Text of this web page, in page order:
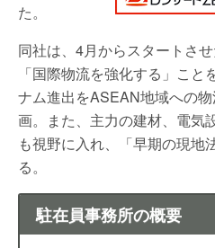
た。
同社は、4月からスタートさ
「国際物流を強化する」こと
ナム進出をASEAN地域への
画。また、主力の建材、電気
も視野に入れ、「早期の現地
る。
駐在員事務所の概要